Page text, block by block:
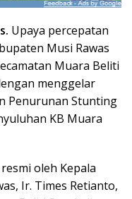
Upaya percepatan
Musi Rawas
Muara Beliti
menggelar
Penurunan Stunting
KB Muara
oleh Kepala
Ir. Times Retianto,